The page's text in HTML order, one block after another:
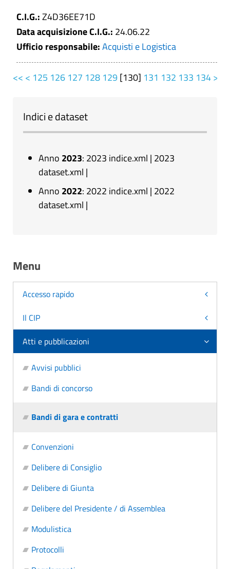
C.I.G.:Z4D36EE71D
Data acquisizione C.I.G.: 24.06.22
Ufficio responsabile:Acquisti e Logistica
<< < 125 126 127 128 129[130] 131 132 133 134>
Indici e dataset
Anno 2023: 2023 indice.xml | 2023
dataset.xml |
Anno 2022: 2022 indice.xml | 2022
dataset.xml |
Menu
Accesso rapido
Il CIP
Atti e pubblicazioni
Avvisi pubblici
Bandi di concorso
Bandi di gara e contratti
Convenzioni
Delibere di Consiglio
Delibere di Giunta
Delibere del Presidente / di Assemblea
Modulistica
Protocolli